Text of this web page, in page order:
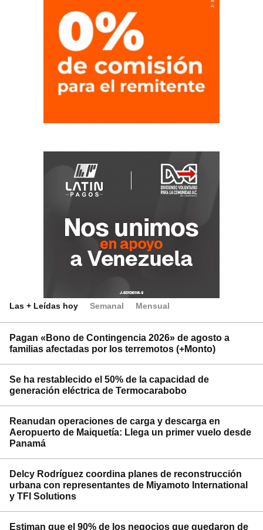
Las + Leídas hoy Semanal Mensual
Pagan «Bono de Contingencia 2026» de agosto a
familias afectadas por los terremotos (+Monto)
Se ha restablecido el 50% de la capacidad de
generación eléctrica de Termocarabobo
Reanudan operaciones de carga y descarga en
Aeropuerto de Maiquetía: Llega un primer vuelo desde
Panamá
Delcy Rodríguez coordina planes de reconstrucción
urbana con representantes de Miyamoto International
y TFI Solutions
Estiman que el 90% de los negocios que quedaron de